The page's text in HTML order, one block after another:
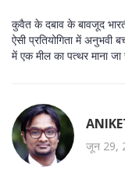
कुवैत के दबाव के बावजूद
ऐसी प्रतियोगिता में
में एक मील का पत्थर माना
जून 29,